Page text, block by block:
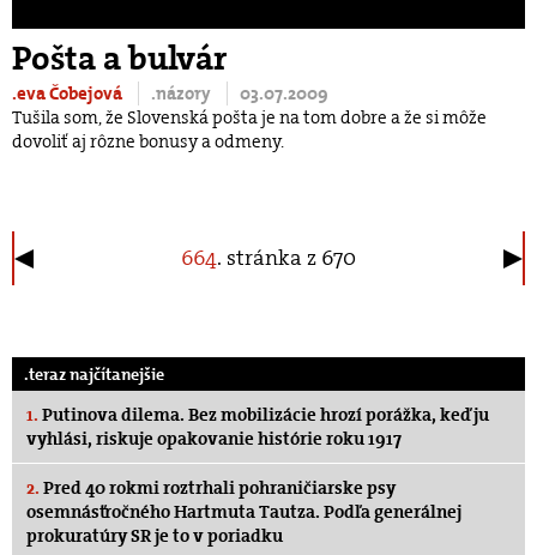
Pošta a bulvár
.eva Čobejová .názory
03.07.2009
Tušila som, že Slovenská pošta je na tom dobre a že si môže
dovoliť aj rôzne bonusy a odmeny.
664. stránka z 670
.teraz najčítanejšie
1. Putinova dilema. Bez mobilizácie hrozí porážka, keď ju
vyhlási, riskuje opakovanie histórie roku 1917
2. Pred 40 rokmi roztrhali pohraničiarske psy
osemnásťročného Hartmuta Tautza. Podľa generálnej
prokuratúry SR je to v poriadku